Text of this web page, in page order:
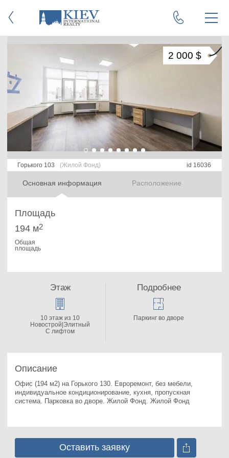
Горького 103 (Жилой Фонд) id 16036
Основная информация Расположение
2 000 $
Площадь
194 м2
Общая
площадь
Описание
Офис (194 м2) на Горького 130. Евроремонт, без мебели,
индивидуальное кондиционирование, кухня, пропускная
система. Парковка во дворе. Жилой Фонд. Жилой Фонд
Этаж
10 этаж из 10
Новострой|Элитный
С лифтом
Подробнее
Паркинг во дворе
Оставить заявку